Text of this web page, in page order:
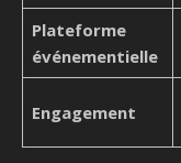
Plateforme
événementielle
Engagement